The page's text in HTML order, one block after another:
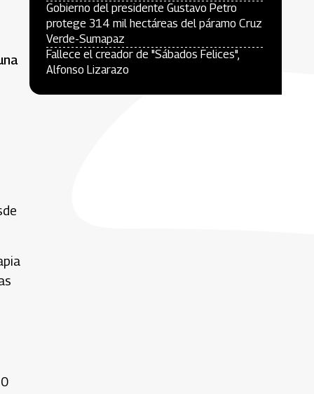
Gobierno del presidente Gustavo Petro
protege 314 mil hectáreas del páramo Cruz
Verde-Sumapaz
Fallece el creador de "Sábados Felices",
Alfonso Lizarazo